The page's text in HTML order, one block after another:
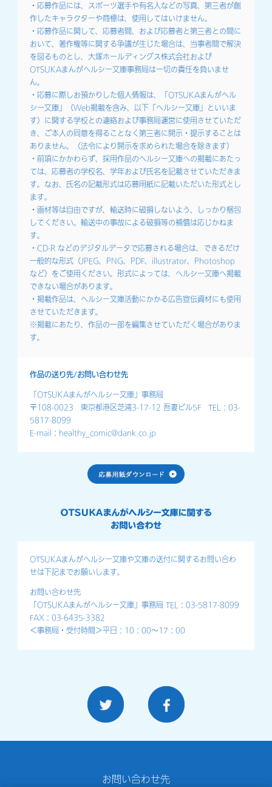
・応募作品には、スポーツ選手や有名人などの写真、第三者が創
作したキャラクターや商標は、使用してはいけません。
・応募作品に関して、応募者間、および応募者と第三者との間に
おいて、著作権等に関する争議が生じた場合は、当事者間で解決
を図るものとし、大塚ホールディングス株式会社および
OTSUKAまんがヘルシー文庫事務局は一切の責任を負いませ
ん。
・応募に際しお預かりした個人情報は、「OTSUKAまんがヘル
シー文庫」（Web掲載を含み、以下「ヘルシー文庫」といいま
す）に関する学校との連絡および事務局運営に使用させていただ
き、ご本人の同意を得ることなく第三者に開示・提示することは
ありません。（法令により開示を求められた場合を除きます）
・前項にかかわらず、採用作品のヘルシー文庫への掲載にあたっ
ては、応募者の学校名、学年および氏名を記載させていただきま
す。なお、氏名の記載形式は応募用紙に記載いただいた形式とし
ます。
・画材等は自由ですが、輸送時に破損しないよう、しっかり梱包
してください。輸送中の事故による破損等の補償は応じかねま
す。
・CD-R などのデジタルデータで応募される場合は、できるだけ
一般的な形式（JPEG、PNG、PDF、illustrator、Photoshop
など）をご使用ください。形式によっては、ヘルシー文庫へ掲載
できない場合があります。
・掲載作品は、ヘルシー文庫活動にかかる広告宣伝資材にも使用
させていただきます。
※掲載にあたり、作品の一部を編集させていただく場合がありま
す。
作品の送り先/お問い合わせ先
「OTSUKAまんがヘルシー文庫」事務局
〒108-0023 東京都港区芝浦3-17-12 吾妻ビル5F TEL：03-
5817-8099
E-mail：healthy_comic@dank.co.jp
OTSUKAまんがヘルシー文庫や文庫の送付に関するお問い合わ
せは下記までお願いします。
お問い合わせ先
「OTSUKAまんがヘルシー文庫」事務局 TEL：03-5817-8099
FAX：03-6435-3382
＜事務局・受付時間＞平日：10：00～17：00
お問い合わせ先